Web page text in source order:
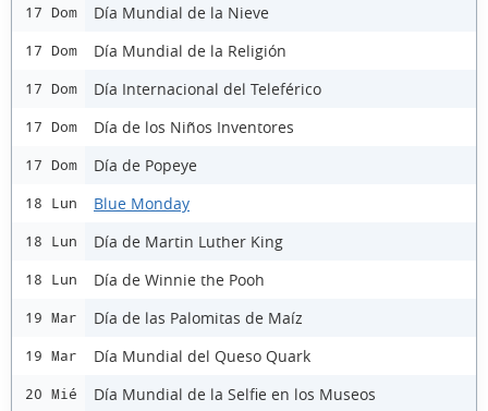
17 Dom Día Mundial de la Nieve
17 Dom Día Mundial de la Religión
17 Dom Día Internacional del Teleférico
17 Dom Día de los Niños Inventores
17 Dom Día de Popeye
18 Lun Blue Monday
18 Lun Día de Martin Luther King
18 Lun Día de Winnie the Pooh
19 Mar Día de las Palomitas de Maíz
19 Mar Día Mundial del Queso Quark
20 Mié Día Mundial de la Selfie en los Museos